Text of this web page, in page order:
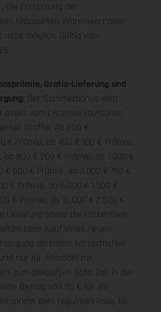
Die Erstattung der
reduzierten Warenwert oder
nicht möglich. Gültig vom
Gratis-Lieferung und
: Der Sommerbonus wird
direkt vom Listenverkaufspreis
Staffel: Ab 200 €
€ Prämie, ab 400 € 100 € Prämie,
ab 800 € 200 € Prämie, ab 1.000 €
€ 500 € Prämie, ab 3.000 € 750 €
€ Prämie, ab 6.000 € 1.500 €
€ Prämie, ab 10.000 € 2.500 €
Lieferung sowie die kostenfreie
beim Kauf eines neuen
ab einem tatsächlichen
nur für Altmöbel mit
zum gekauften Sofa. Der in der
Betrag von 30 € für die
dem regulären Preis für